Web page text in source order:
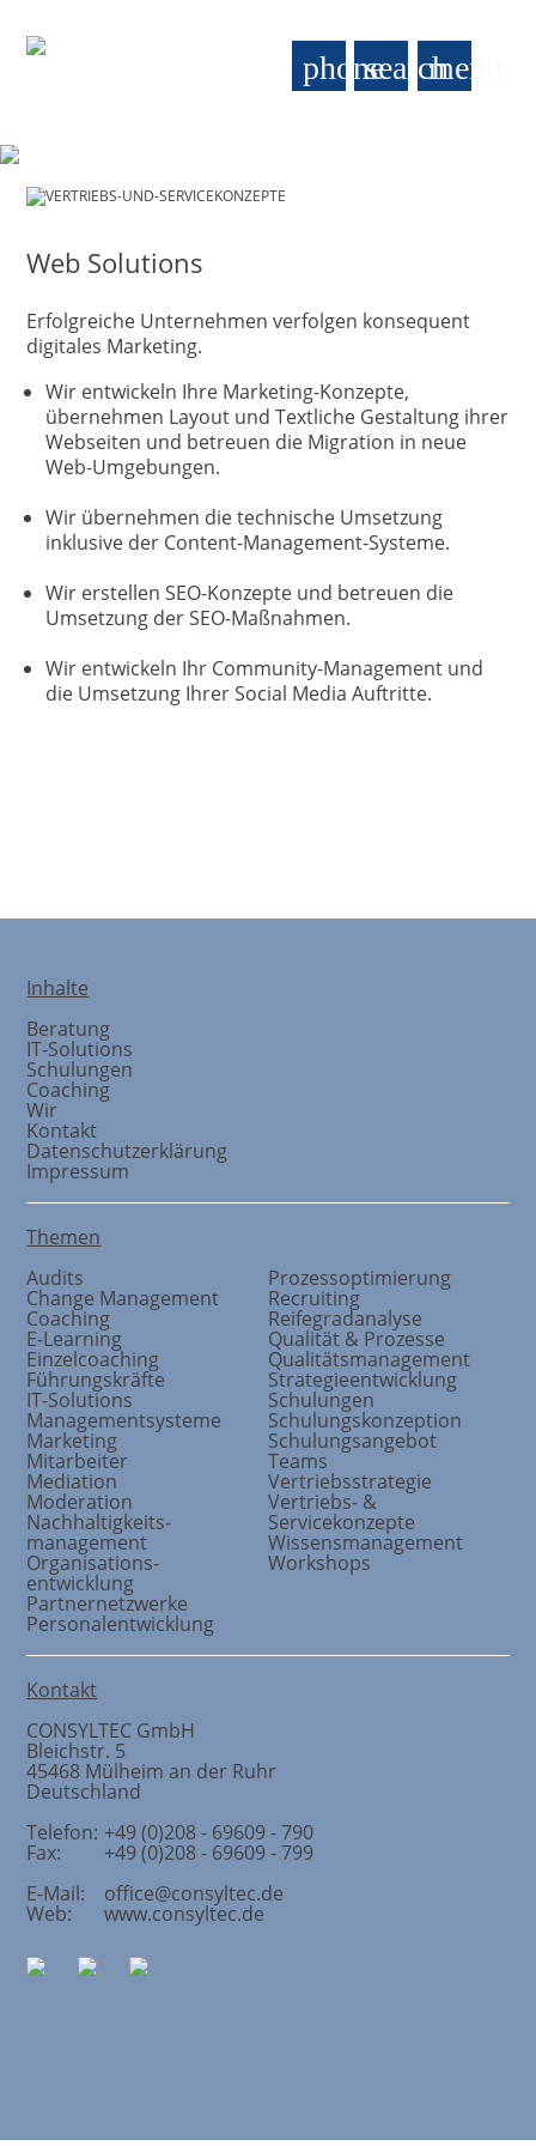
phonesearchmenu
VERTRIEBS-UND-SERVICEKONZEPTE
Web Solutions
Erfolgreiche Unternehmen verfolgen konsequent
digitales Marketing.
Wir entwickeln Ihre Marketing-Konzepte,
übernehmen Layout und Textliche Gestaltung ihrer
Webseiten und betreuen die Migration in neue
Web-Umgebungen.
Wir übernehmen die technische Umsetzung
inklusive der Content-Management-Systeme.
Wir erstellen SEO-Konzepte und betreuen die
Umsetzung der SEO-Maßnahmen.
Wir entwickeln Ihr Community-Management und
die Umsetzung Ihrer Social Media Auftritte.
Inhalte
Beratung
IT-Solutions
Schulungen
Coaching
Wir
Kontakt
Datenschutzerklärung
Impressum
Themen
Audits
Change Management
Coaching
E-Learning
Einzelcoaching
Führungskräfte
IT-Solutions
Managementsysteme
Marketing
Mitarbeiter
Mediation
Moderation
Nachhaltigkeits-
management
Organisations-
entwicklung
Partnernetzwerke
Personalentwicklung
Prozessoptimierung
Recruiting
Reifegradanalyse
Qualität & Prozesse
Qualitätsmanagement
Strategieentwicklung
Schulungen
Schulungskonzeption
Schulungsangebot
Teams
Vertriebsstrategie
Vertriebs- &
Servicekonzepte
Wissensmanagement
Workshops
Kontakt
CONSYLTEC GmbH
Bleichstr. 5
45468 Mülheim an der Ruhr
Deutschland
Telefon: +49 (0)208 - 69609 - 790
Fax:
+49 (0)208 - 69609 - 799
E-Mail:
office@consyltec.de
Web: www.consyltec.de